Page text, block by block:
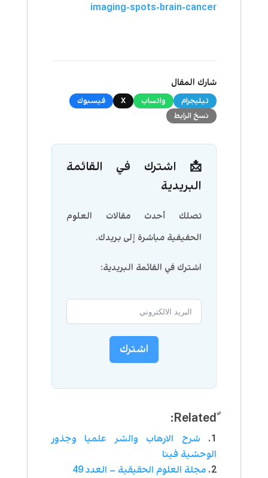
imaging-spots-brain-cancer
شارك المقال
تيليجرام واتساب X
فيسبوك
نسخ الرابط
📩 اشترك في القائمة
البريدية
تصلك أحدث مقالات العلوم
الحقيقية مباشرة إلى بريدك.
اشترك في القائمة البريدية:
اشترك
ٌRelated:
شرح الارهاب والشر علميا وجذور
الوحشية فينا
مجلة العلوم الحقيقية – العدد 49